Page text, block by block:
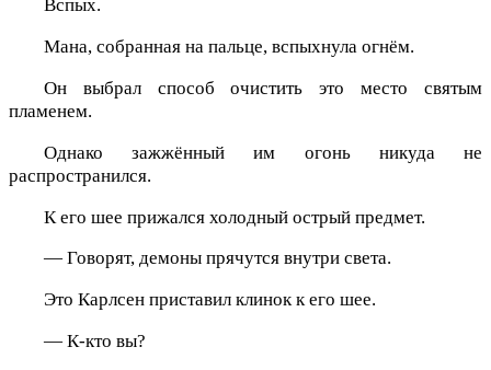
Вспых.
Мана, собранная на пальце, вспыхнула огнём.
Он выбрал способ очистить это место святым
пламенем.
Однако зажжённый им огонь никуда не
распространился.
К его шее прижался холодный острый предмет.
— Говорят, демоны прячутся внутри света.
Это Карлсен приставил клинок к его шее.
— К-кто вы?